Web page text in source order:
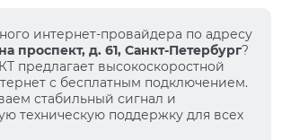
интернет-провайдера по адресу
проспект, д. 61, Санкт-Петербург?
предлагает высокоскоростной
с бесплатным подключением.
стабильный сигнал и
техническую поддержку для всех